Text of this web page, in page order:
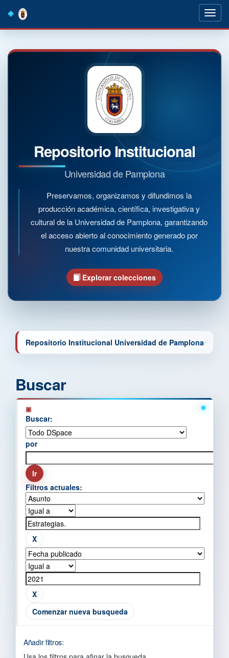
navigation
Repositorio Institucional
Universidad de Pamplona
Preservamos, organizamos y difundimos la
producción académica, científica, investigativa y
cultural de la Universidad de Pamplona, garantizando
el acceso abierto al conocimiento generado por
nuestra comunidad universitaria.
Explorar colecciones
Repositorio Institucional Universidad de Pamplona
Buscar
Buscar:
por
Filtros actuales:
Comenzar nueva busqueda
Añadir filtros: